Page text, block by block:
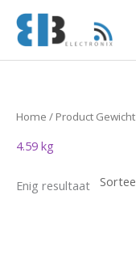
naar
inhoud
Home / Product
4.59 kg
Enig resultaat